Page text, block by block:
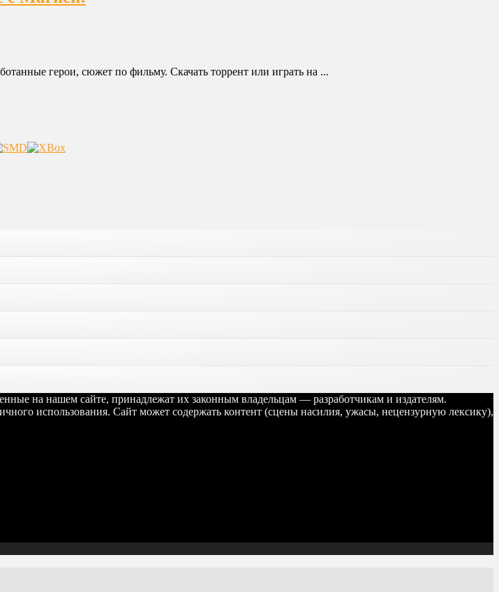
герои, сюжет по фильму. Скачать торрент или играть на ...
на нашем сайте, принадлежат их законным владельцам — разработчикам и издателям.
использования. Сайт может содержать контент (сцены насилия, ужасы, нецензурную лексику),